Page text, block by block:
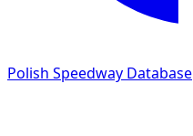
Polish Speedway Database